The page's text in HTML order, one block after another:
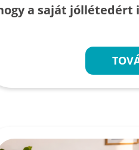
a saját jóllétedért